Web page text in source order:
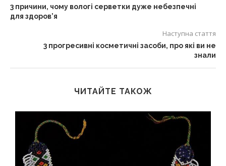
3 причини, чому вологі серветки дуже небезпечні
для здоров’я
Наступна стаття
3 прогресивні косметичні засоби, про які ви не
знали
ЧИТАЙТЕ ТАКОЖ